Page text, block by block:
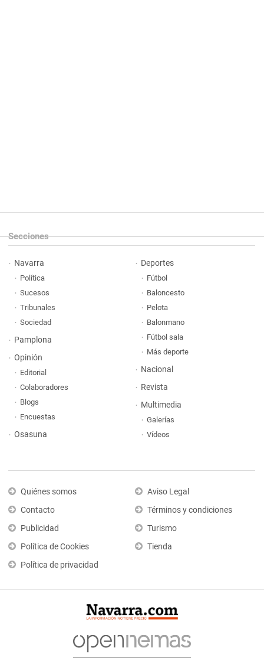
Secciones
Navarra
Política
Sucesos
Tribunales
Sociedad
Pamplona
Opinión
Editorial
Colaboradores
Blogs
Encuestas
Osasuna
Deportes
Fútbol
Baloncesto
Pelota
Balonmano
Fútbol sala
Más deporte
Nacional
Revista
Multimedia
Galerías
Vídeos
Quiénes somos
Contacto
Publicidad
Política de Cookies
Política de privacidad
Aviso Legal
Términos y condiciones
Turismo
Tienda